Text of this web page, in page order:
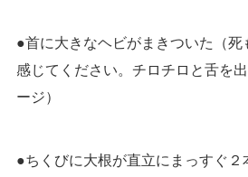
●首に大きなヘビがまきついた（死
感じてください。チロチロと舌を
ージ）
●ちくびに大根が直立にまっすぐ２